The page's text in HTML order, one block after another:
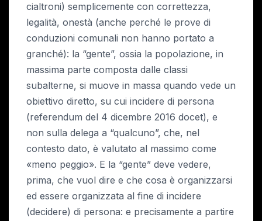
cialtroni) semplicemente con correttezza,
legalità, onestà (anche perché le prove di
conduzioni comunali non hanno portato a
granché): la “gente”, ossia la popolazione, in
massima parte composta dalle classi
subalterne, si muove in massa quando vede un
obiettivo diretto, su cui incidere di persona
(referendum del 4 dicembre 2016 docet), e
non sulla delega a “qualcuno”, che, nel
contesto dato, è valutato al massimo come
«meno peggio». E la “gente” deve vedere,
prima, che vuol dire e che cosa è organizzarsi
ed essere organizzata al fine di incidere
(decidere) di persona: e precisamente a partire